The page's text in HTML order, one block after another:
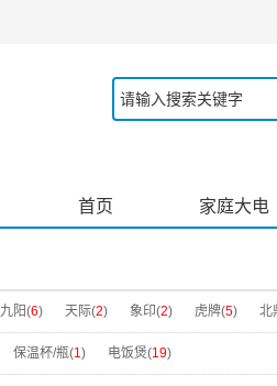
首页 家庭大电
九阳(6) 天际(2) 象印(2) 虎牌(5) 北
保温杯/瓶(1) 电饭煲(19)